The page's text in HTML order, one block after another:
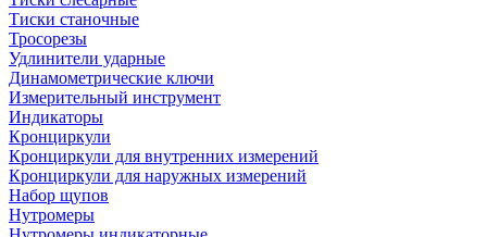
Тиски станочные
Тросорезы
Удлинители ударные
Динамометрические ключи
Измерительный инструмент
Индикаторы
Кронциркули
Кронциркули для внутренних измерений
Кронциркули для наружных измерений
Набор щупов
Нутромеры